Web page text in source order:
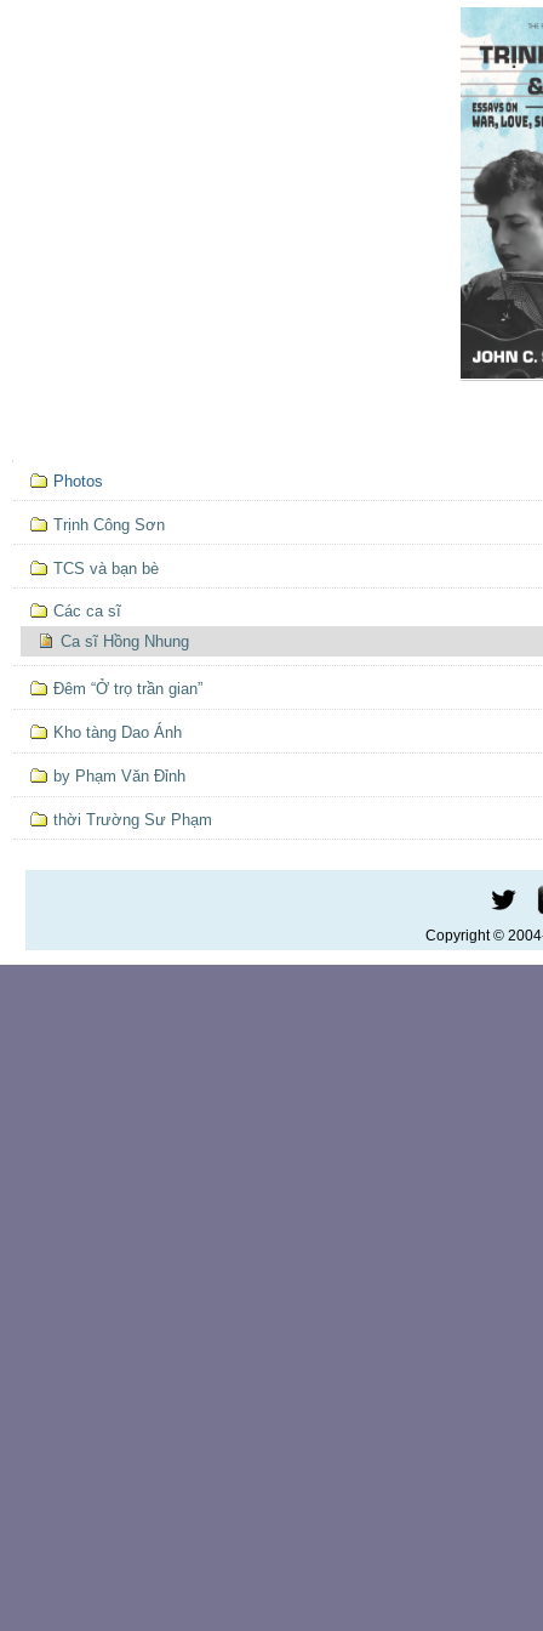
Mục
định
hướng
Photos
Trịnh Công Sơn
TCS và bạn bè
Các ca sĩ
Ca sĩ Hồng Nhung
Đêm “Ở trọ trần gian”
Kho tàng Dao Ánh
by Phạm Văn Đỉnh
thời Trường Sư Phạm
Copyright ©